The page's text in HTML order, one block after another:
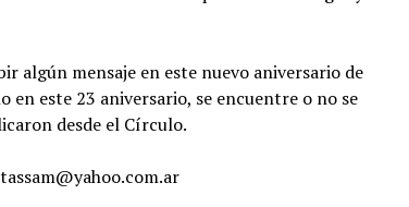
algún mensaje en este nuevo aniversario de
en este 23 aniversario, se encuentre o no se
desde el Círculo.